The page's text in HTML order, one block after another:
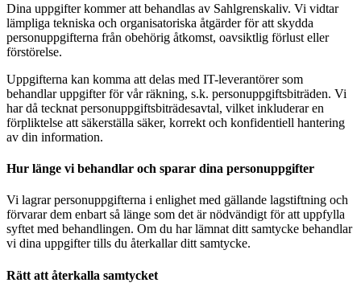
Dina uppgifter kommer att behandlas av Sahlgrenskaliv. Vi vidtar
lämpliga tekniska och organisatoriska åtgärder för att skydda
personuppgifterna från obehörig åtkomst, oavsiktlig förlust eller
förstörelse.
Uppgifterna kan komma att delas med IT-leverantörer som
behandlar uppgifter för vår räkning, s.k. personuppgiftsbiträden. Vi
har då tecknat personuppgiftsbiträdesavtal, vilket inkluderar en
förpliktelse att säkerställa säker, korrekt och konfidentiell hantering
av din information.
Hur länge vi behandlar och sparar dina personuppgifter
Vi lagrar personuppgifterna i enlighet med gällande lagstiftning och
förvarar dem enbart så länge som det är nödvändigt för att uppfylla
syftet med behandlingen. Om du har lämnat ditt samtycke behandlar
vi dina uppgifter tills du återkallar ditt samtycke.
Rätt att återkalla samtycket